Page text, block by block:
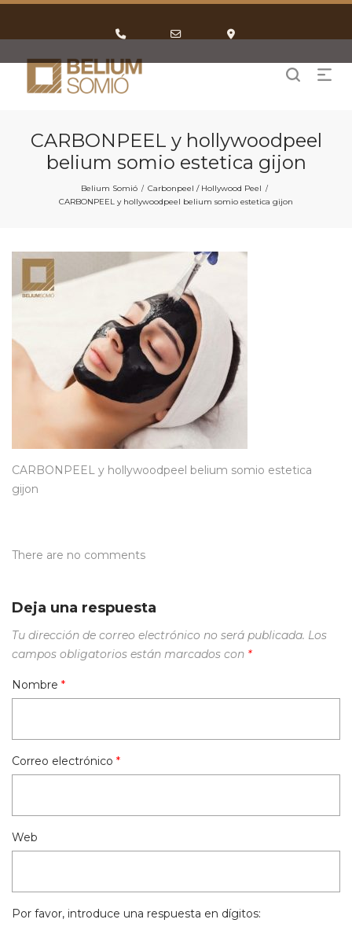
CARBONPEEL y hollywoodpeel
belium somio estetica gijon
Belium Somió / Carbonpeel / Hollywood Peel /
CARBONPEEL y hollywoodpeel belium somio estetica gijon
CARBONPEEL y hollywoodpeel belium somio estetica
gijon
There are no comments
Deja una respuesta
Tu dirección de correo electrónico no será publicada. Los
campos obligatorios están marcados con *
Nombre *
Correo electrónico *
Web
Por favor, introduce una respuesta en dígitos:
for
calling